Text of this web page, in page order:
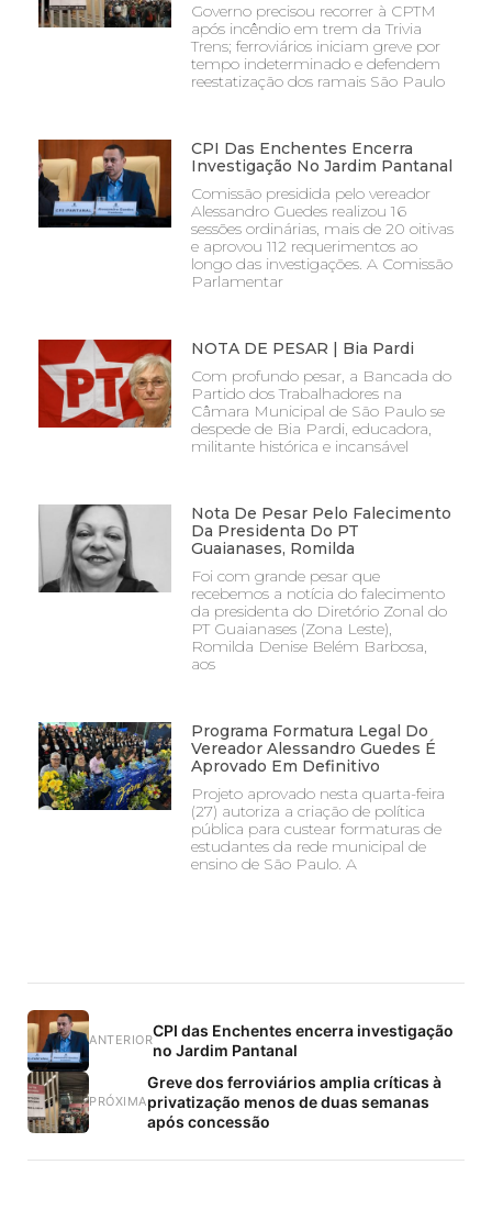
Governo precisou recorrer à CPTM
após incêndio em trem da Trivia
Trens; ferroviários iniciam greve por
tempo indeterminado e defendem
reestatização dos ramais São Paulo
CPI Das Enchentes Encerra
Investigação No Jardim Pantanal
Comissão presidida pelo vereador
Alessandro Guedes realizou 16
sessões ordinárias, mais de 20 oitivas
e aprovou 112 requerimentos ao
longo das investigações. A Comissão
Parlamentar
NOTA DE PESAR | Bia Pardi
Com profundo pesar, a Bancada do
Partido dos Trabalhadores na
Câmara Municipal de São Paulo se
despede de Bia Pardi, educadora,
militante histórica e incansável
Nota De Pesar Pelo Falecimento
Da Presidenta Do PT
Guaianases, Romilda
Foi com grande pesar que
recebemos a notícia do falecimento
da presidenta do Diretório Zonal do
PT Guaianases (Zona Leste),
Romilda Denise Belém Barbosa,
aos
Programa Formatura Legal Do
Vereador Alessandro Guedes É
Aprovado Em Definitivo
Projeto aprovado nesta quarta-feira
(27) autoriza a criação de política
pública para custear formaturas de
estudantes da rede municipal de
ensino de São Paulo. A
ANTERIORCPI das Enchentes encerra investigação
no Jardim Pantanal
PRÓXIMA
Greve dos ferroviários amplia críticas à
privatização menos de duas semanas
após concessão